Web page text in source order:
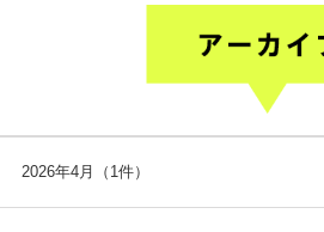
2026年4月（1件）